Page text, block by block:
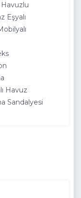
Eşyalı
Havuz
Sandalyesi